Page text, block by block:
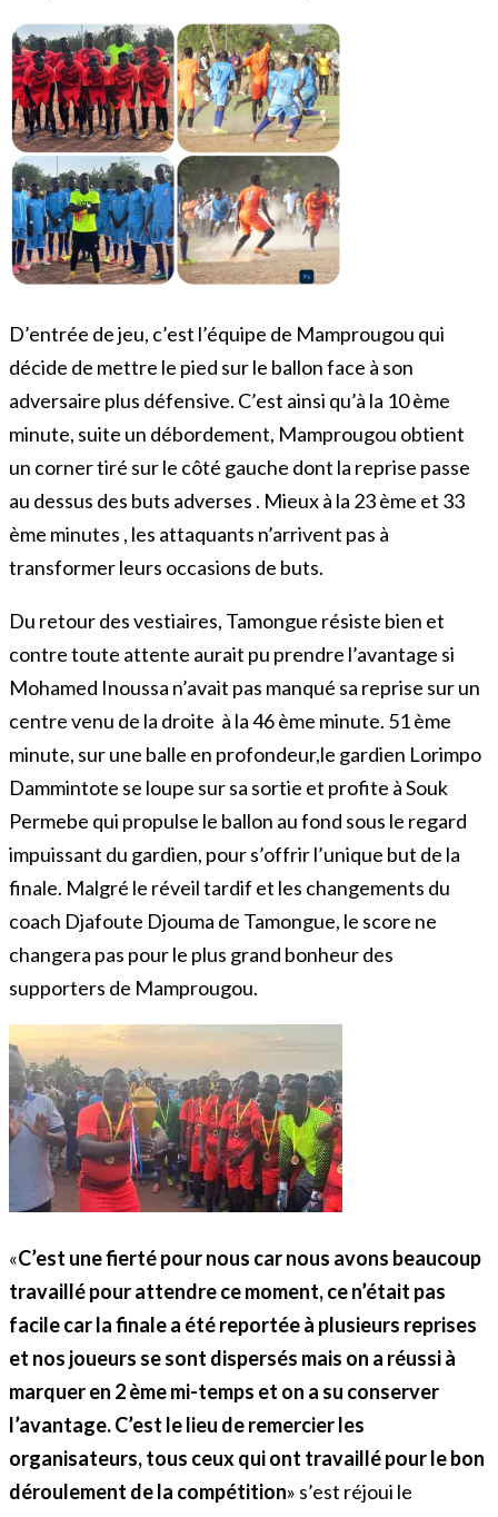
D’entrée de jeu, c’est l’équipe de Mamprougou qui
décide de mettre le pied sur le ballon face à son
adversaire plus défensive. C’est ainsi qu’à la 10 ème
minute, suite un débordement, Mamprougou obtient
un corner tiré sur le côté gauche dont la reprise passe
au dessus des buts adverses . Mieux à la 23 ème et 33
ème minutes , les attaquants n’arrivent pas à
transformer leurs occasions de buts.
Du retour des vestiaires, Tamongue résiste bien et
contre toute attente aurait pu prendre l’avantage si
Mohamed Inoussa n’avait pas manqué sa reprise sur un
centre venu de la droite à la 46 ème minute. 51 ème
minute, sur une balle en profondeur,le gardien Lorimpo
Dammintote se loupe sur sa sortie et profite à Souk
Permebe qui propulse le ballon au fond sous le regard
impuissant du gardien, pour s’offrir l’unique but de la
finale. Malgré le réveil tardif et les changements du
coach Djafoute Djouma de Tamongue, le score ne
changera pas pour le plus grand bonheur des
supporters de Mamprougou.
«C’est une fierté pour nous car nous avons beaucoup
travaillé pour attendre ce moment, ce n’était pas
facile car la finale a été reportée à plusieurs reprises
et nos joueurs se sont dispersés mais on a réussi à
marquer en 2 ème mi-temps et on a su conserver
l’avantage. C’est le lieu de remercier les
organisateurs, tous ceux qui ont travaillé pour le bon
déroulement de la compétition» s’est réjoui le